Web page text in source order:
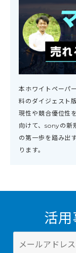
本ホワイトペーパ
料のダイジェスト
現性や競合優位性
向けて、sonyの新
の第一歩を踏み出
ります。
活